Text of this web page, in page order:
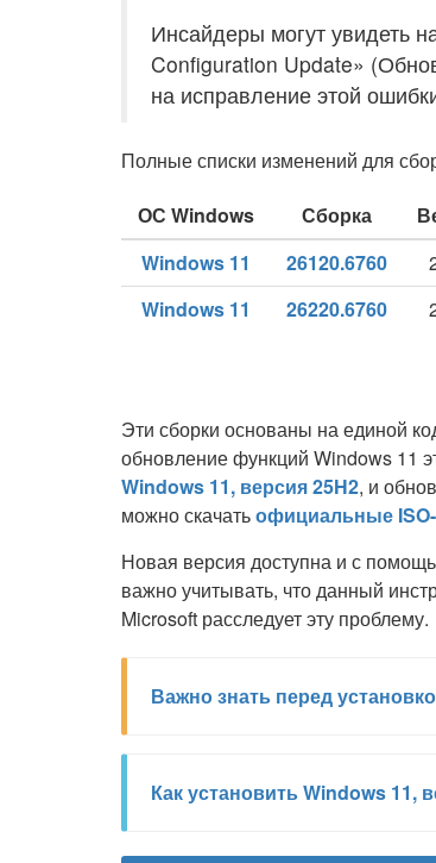
Инсайдеры могут увидеть
Configuration Update»
на исправление этой
Полные списки изменений для
ОС Windows
Сборка
Windows 11
26120.6760
Windows 11
26220.6760
Эти сборки основаны на единой
обновление функций Windows 11
Windows 11, версия 25H2, и
можно скачатьофициальные
Новая версия доступна и с
важно учитывать, что данный
Microsoft расследует эту проблему.
Важно знать перед
Как установить Windows 11,